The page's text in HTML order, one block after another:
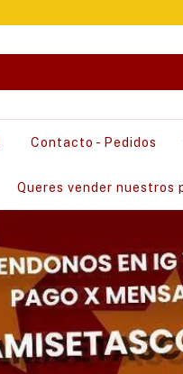
Contacto - Pedidos
Queres vender nuestros